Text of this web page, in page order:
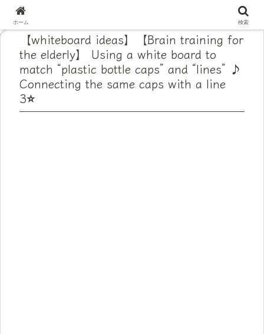
【whiteboard ideas】【Brain training for
the elderly】 Using a white board to
match “plastic bottle caps” and “lines” ♪
Connecting the same caps with a line
3⭐️
ホーム 検索